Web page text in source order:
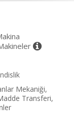
Mekaniği,
Transferi,